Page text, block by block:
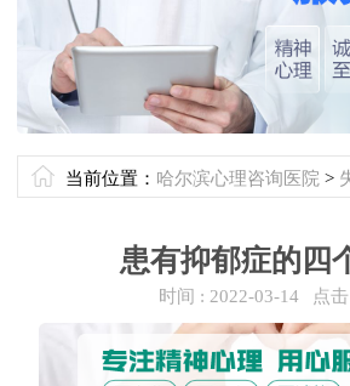
当前位置： 哈尔滨心理咨询医院 >
患有抑郁症的四
时间 : 2022-03-14 点